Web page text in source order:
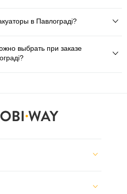
в Павлограді?
выбрать при заказе